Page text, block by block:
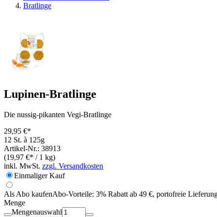
Bratlinge
Lupinen-Bratlinge
Die nussig-pikanten Vegi-Bratlinge
29,95 €*
12 St. à 125g
Artikel-Nr.: 38913
(19,97 €* / 1 kg)
inkl. MwSt. zzgl. Versandkosten
Einmaliger Kauf
Als Abo kaufenAbo-Vorteile: 3% Rabatt ab 49 €, portofreie
Menge
Mengenauswahl